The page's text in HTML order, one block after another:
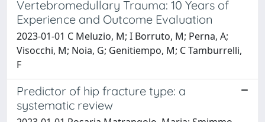
Vertebromedullary Trauma: 10 Years of
Experience and Outcome Evaluation
2023-01-01 C Meluzio, M; I Borruto, M; Perna, A;
Visocchi, M; Noia, G; Genitiempo, M; C Tamburrelli,
F
Predictor of hip fracture type: a
systematic review